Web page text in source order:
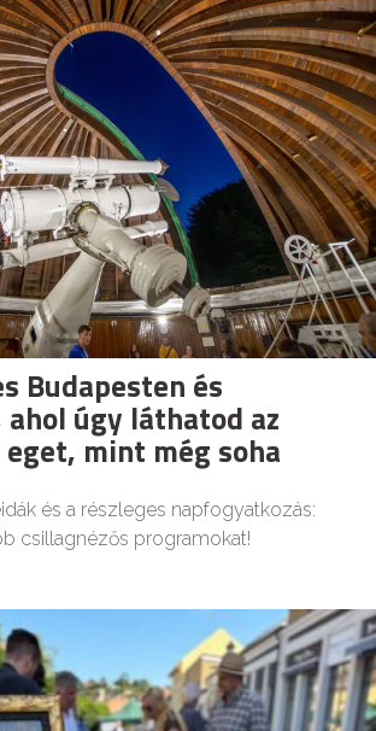
Budapesten és
úgy láthatod az
mint még soha
és a részleges napfogyatkozás:
csillagnézős programokat!